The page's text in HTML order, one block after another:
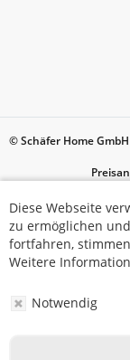
© Schäfer Home
Diese Webseite
zu ermöglichen
fortfahren,
Weitere
Notwendig
Diese Webseite
zu ermöglichen
fortfahren,
Weitere
Notwendig